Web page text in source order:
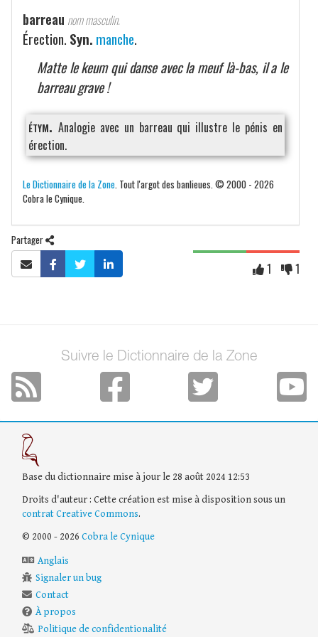
barreau nom masculin.
Érection. Syn. manche.
Matte le keum qui danse avec la meuf là-bas, il a le
barreau grave !
étym. Analogie avec un barreau qui illustre le pénis en
érection.
Le Dictionnaire de la Zone . Tout l'argot des banlieues. © 2000 - 2026
Cobra le Cynique.
Partager
1 1
Suivre le Dictionnaire de la Zone
Base du dictionnaire mise à jour le 28 août 2024 12:53
Droits d'auteur : Cette création est mise à disposition sous un
contrat Creative Commons.
© 2000 - 2026 Cobra le Cynique
Anglais
Signaler un bug
Contact
À propos
Politique de confidentionalité